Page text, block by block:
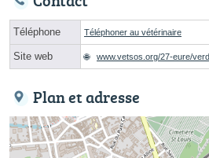
Téléphone Téléphoner au vétérinaire
Site web www.vetsos.org/27-eure/
Plan et adresse